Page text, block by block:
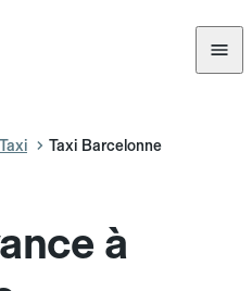
Taxi Barcelonne
à